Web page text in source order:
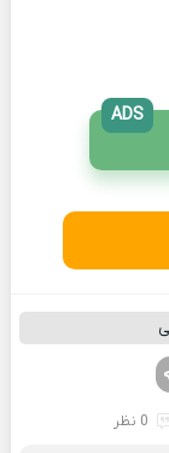
ADS
لینکدین
0 نظر